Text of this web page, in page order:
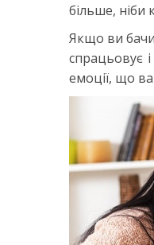
більше, ніби
Якщо ви
спрацьовує
емоції, що